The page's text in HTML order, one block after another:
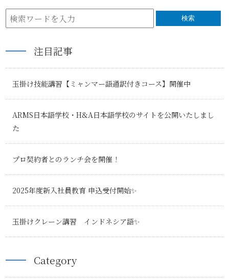
検索
注目記事
玉掛け技能講習【ミャンマー語通訳付きコース】開催中
ARMS日本語学校・H&A日本語学校のサイトを公開いたしまし
た
プロ契約者とのランチ会を開催！
2025年度新入社員教育 申込受付開始✨
玉掛けクレーン講習 インドネシア語✨
Category